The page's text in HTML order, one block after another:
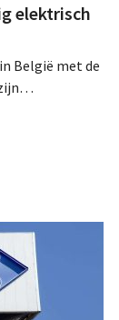
elektrisch
België met de